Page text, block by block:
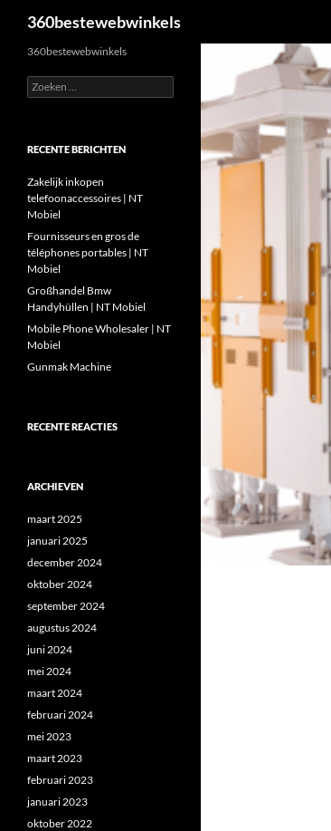
360bestewebwinkels
360bestewebwinkels
Zoeken
naar:
RECENTE BERICHTEN
Zakelijk inkopen
telefoonaccessoires | NT
Mobiel
Fournisseurs en gros de
téléphones portables | NT
Mobiel
Großhandel Bmw
Handyhüllen | NT Mobiel
Mobile Phone Wholesaler | NT
Mobiel
Gunmak Machine
RECENTE REACTIES
ARCHIEVEN
maart 2025
januari 2025
december 2024
oktober 2024
september 2024
augustus 2024
juni 2024
mei 2024
maart 2024
februari 2024
mei 2023
maart 2023
februari 2023
januari 2023
oktober 2022